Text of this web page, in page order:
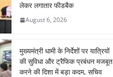
लेकर लगातार फीडबैक
August 6, 2026
मुख्यमंत्री धामी के निर्देशों पर यात्रियों
की सुविधा और ट्रैफिक प्रबंधन मजबूत
करने की दिशा में बड़ा कदम, सचिव